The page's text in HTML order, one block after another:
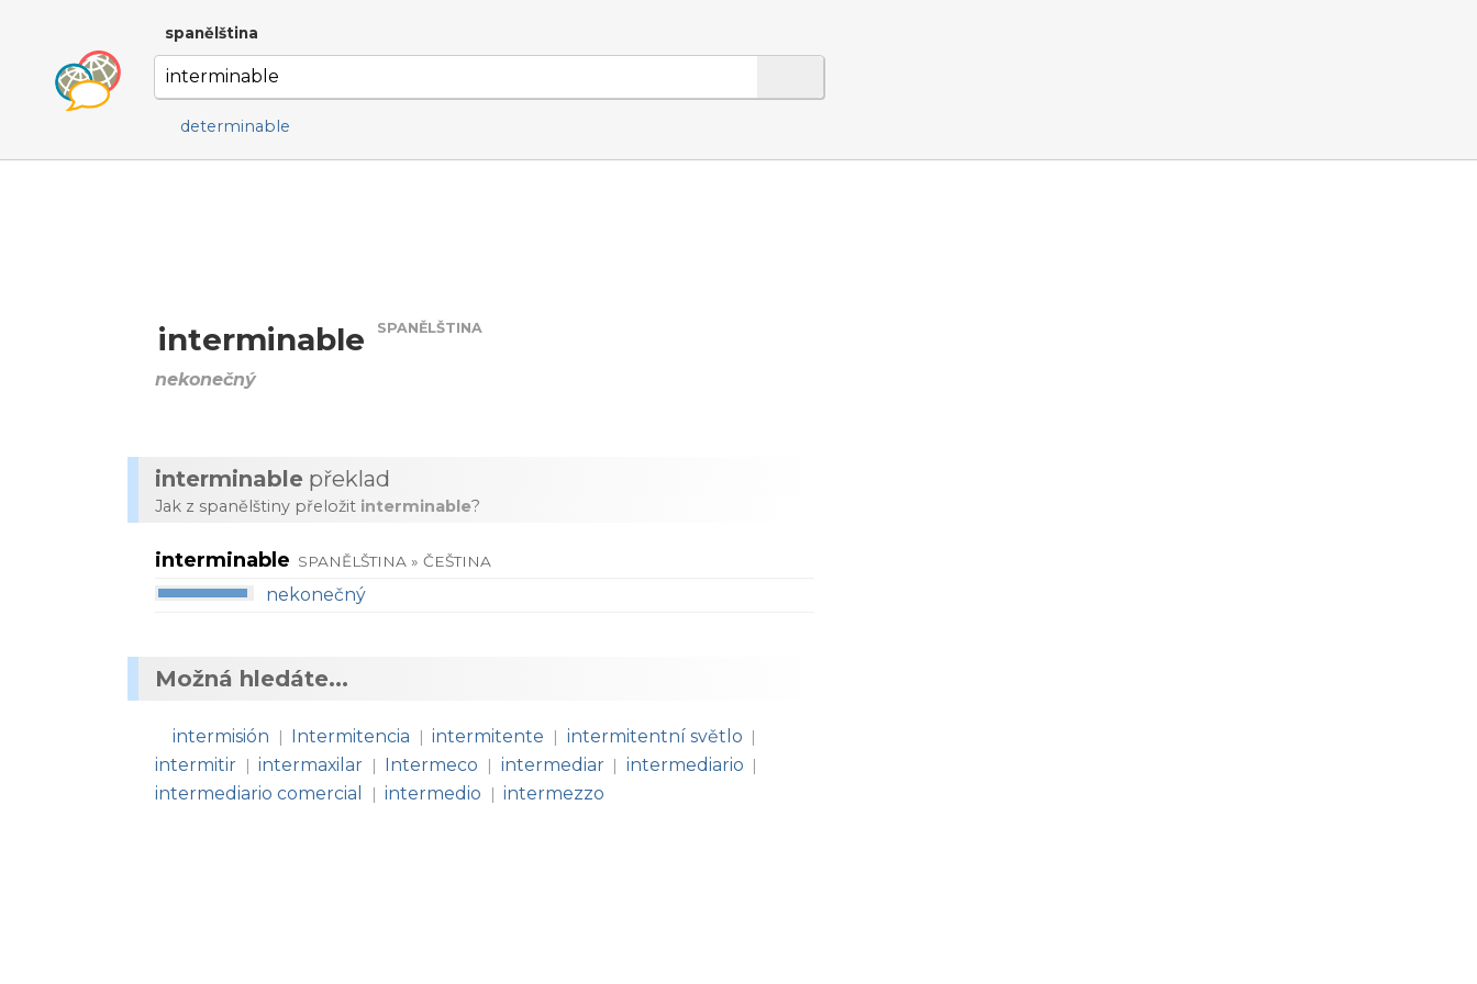
spanělština
determinable
interminable SPANĚLŠTINA
nekonečný
interminable překlad
Jak z spanělštiny přeložit interminable?
interminable SPANĚLŠTINA » ČEŠTINA
nekonečný
Možná hledáte...
intermisión | Intermitencia | intermitente | intermitentní světlo |
intermitir | intermaxilar | Intermeco | intermediar | intermediario |
intermediario comercial | intermedio | intermezzo